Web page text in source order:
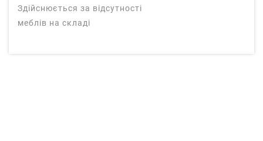
Здійснюється за відсутності
меблів на складі